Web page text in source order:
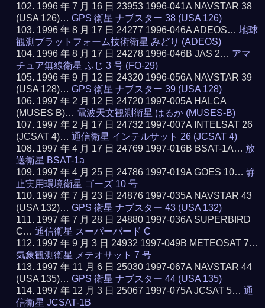
1996 年 7 月 16 日 23953 1996-041A NAVSTAR 38
(USA 126)…GPS 衛星 ナブスター 38 (USA 126)
1996 年 8 月 17 日 24277 1996-046A ADEOS…地球
観測プラットフォーム技術衛星 みどり (ADEOS)
1996 年 8 月 17 日 24278 1996-046B JAS 2… アマ
チュア無線衛星 ふじ 3 号 (FO-29)
1996 年 9 月 12 日 24320 1996-056A NAVSTAR 39
(USA 128)…GPS 衛星 ナブスター 39 (USA 128)
1997 年 2 月 12 日 24720 1997-005A HALCA
(MUSES B)… 電波天文観測衛星 はるか (MUSES-B)
1997 年 2 月 17 日 24732 1997-007A INTELSAT 26
(JCSAT 4)…通信衛星 インテルサット 26 (JCSAT 4)
1997 年 4 月 17 日 24769 1997-016B BSAT-1A… 放
送衛星 BSAT-1a
1997 年 4 月 25 日 24786 1997-019A GOES 10…静
止実用環境衛星 ゴーズ 10 号
1997 年 7 月 23 日 24876 1997-035A NAVSTAR 43
(USA 132)…GPS 衛星 ナブスター 43 (USA 132)
1997 年 7 月 28 日 24880 1997-036A SUPERBIRD
C…通信衛星 スーパーバード C
1997 年 9 月 3 日 24932 1997-049B METEOSAT 7…
気象観測衛星 メテオサット 7 号
1997 年 11 月 6 日 25030 1997-067A NAVSTAR 44
(USA 135)…GPS 衛星 ナブスター 44 (USA 135)
1997 年 12 月 3 日 25067 1997-075A JCSAT 5…通
信衛星 JCSAT-1B